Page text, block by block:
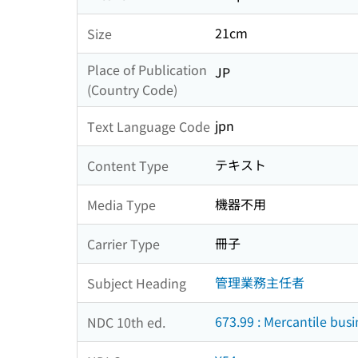
Size
21cm
Place of Publication
(Country Code)
JP
Text Language Code jpn
Content Type テキスト
Media Type 機器不用
Carrier Type 冊子
Subject Heading 管理業務主任者
NDC 10th ed. 673.99 : Mercantile